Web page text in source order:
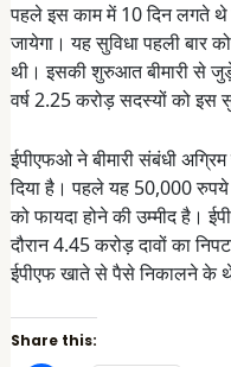
पहले इस काम में 10 दिन लगते थे
जायेगा। यह सुविधा पहली बार
थी। इसकी शुरुआत बीमारी से
वर्ष 2.25 करोड़ सदस्यों को इस
ईपीएफओ ने बीमारी संबंधी
दिया है। पहले यह 50,000
को फायदा होने की उम्मीद है।
दौरान 4.45 करोड़ दावों का
ईपीएफ खाते से पैसे निकालने के
Share this: